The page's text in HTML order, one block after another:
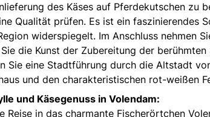
des Käses auf Pferdekutschen zu
Qualität prüfen. Es ist ein faszinierendes
widerspiegelt. Im Anschluss nehmen
die Kunst der Zubereitung der
Sie eine Stadtführung durch die Altstadt
und den charakteristischen rot-weißen
und Käsegenuss in Volendam:
Reise in das charmante Fischerörtchen